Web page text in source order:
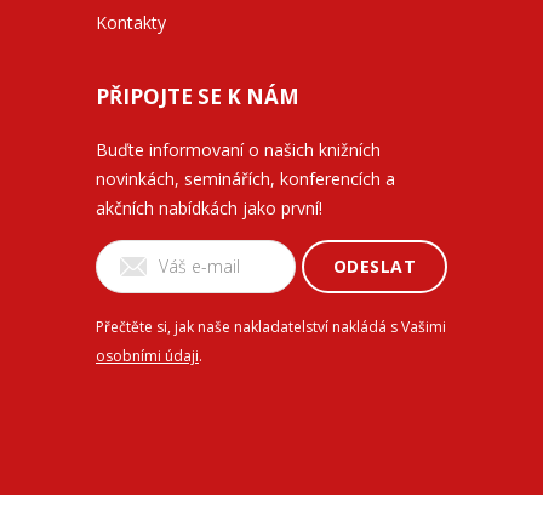
Kontakty
PŘIPOJTE SE K NÁM
Buďte informovaní o našich knižních
novinkách, seminářích, konferencích a
akčních nabídkách jako první!
ODESLAT
Přečtěte si, jak naše nakladatelství nakládá s Vašimi
osobními údaji.